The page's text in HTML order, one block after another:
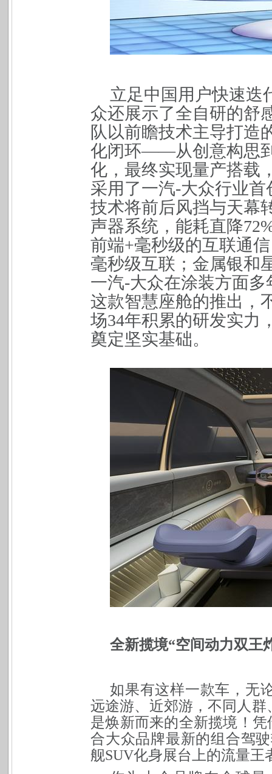
立足中国用户快速迭
众还展示了全自研的舒
队以前瞻技术主导打造
化闭环——从创意构思
化，最终实现量产搭载
采用了一汽-大众行业
技术将前后风挡与天幕
声器系统，能耗直降
前端+毫秒级的互联通
毫秒级互联；金属银和
一汽-大众在涂装方面
这款智慧座舱的推出，
场34年积累的研发实力
奠定坚实基础。
全新揽境“空间动力双王
如果有这样一款车，无
远途游、近郊游，不同人
是焕新而来的全新揽境！凭
合大众品牌最新的组合驾
舰SUV化身展台上的流量